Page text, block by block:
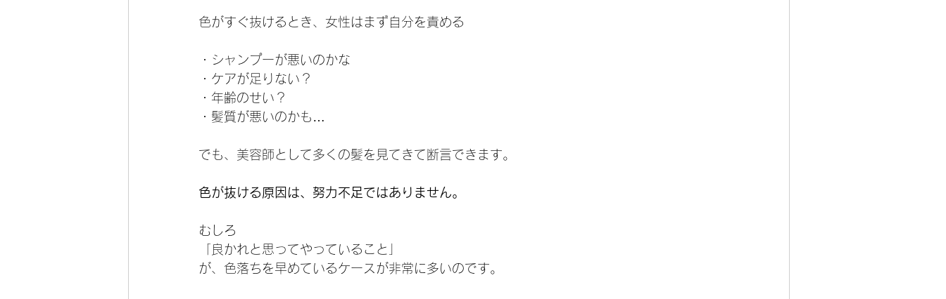
色がすぐ抜けるとき、女性はまず自分を責める
・シャンプーが悪いのかな
・ケアが足りない？
・年齢のせい？
・髪質が悪いのかも…
でも、美容師として多くの髪を見てきて断言できます。
色が抜ける原因は、努力不足ではありません。
むしろ
「良かれと思ってやっていること」
が、色落ちを早めているケースが非常に多いのです。